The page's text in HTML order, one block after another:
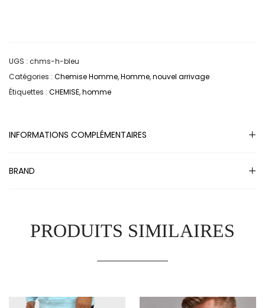
UGS : chms-h-bleu
Catégories : Chemise Homme,Homme,nouvel arrivage
Étiquettes : CHEMISE,homme
INFORMATIONS COMPLÉMENTAIRES
BRAND
PRODUITS SIMILAIRES